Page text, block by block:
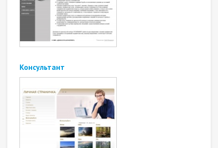
Консультант